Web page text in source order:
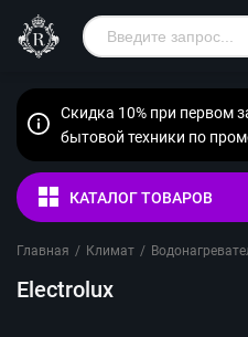
Скидка 10% при первом
бытовой техники по
КАТАЛОГ ТОВАРОВ
Главная / Климат /
Electrolux